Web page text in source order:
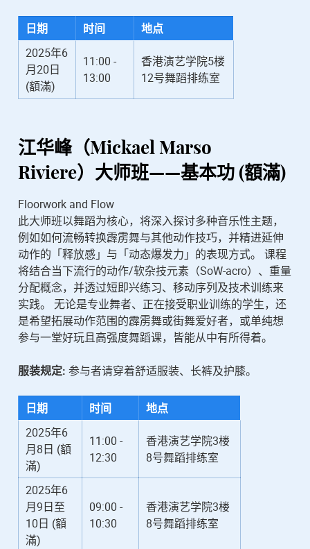
日期 时间
地点
2025年6
月20日
(額滿)
11:00 -
13:00
香港演艺学院5楼
12号舞蹈排练室
江华峰（Mickael Marso
Riviere） 大师班——基本功 (額滿)
Floorwork and Flow
此大师班以舞蹈为核心，将深入探讨多种音乐性主题，
例如如何流畅转换霹雳舞与其他动作技巧，并精进延伸
动作的「释放感」与「动态爆发力」的表现方式。 课程
将结合当下流行的动作/软杂技元素（SoW-acro）、重量
分配概念，并透过短即兴练习、移动序列及技术训练来
实践。 无论是专业舞者、正在接受职业训练的学生，还
是希望拓展动作范围的霹雳舞或街舞爱好者，或单纯想
参与一堂好玩且高强度舞蹈课，皆能从中有所得着。
服装规定: 参与者请穿着舒适服装、长裤及护膝。
日期 时间
地点
2025年6
月8日 (額
滿)
11:00 -
12:30
香港演艺学院3楼
8号舞蹈排练室
2025年6
月9日至
10日 (額
滿)
09:00 -
10:30
香港演艺学院3楼
8号舞蹈排练室